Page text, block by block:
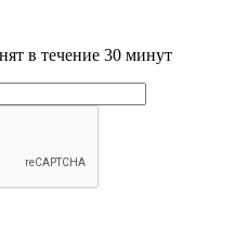
в течение 30 минут